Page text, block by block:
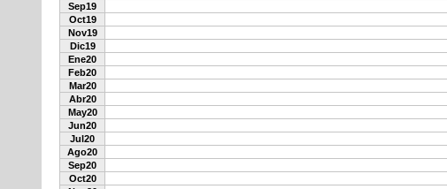
Sep19
Oct19
Nov19
Dic19
Ene20
Feb20
Mar20
Abr20
May20
Jun20
Jul20
Ago20
Sep20
Oct20